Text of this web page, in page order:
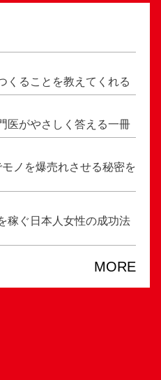
くることを教えてくれる
医がやさしく答える一冊
ノを爆売れさせる秘密を
稼ぐ日本人女性の成功法
MORE